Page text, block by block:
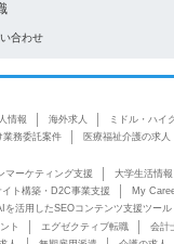
合わせ
情報 海外求人 ミドル・ハイ
業務委託案件
医療福祉介護の求人
マーケティング支援 大学生活情報
イト構築・D2C事業支援 My
を活用したSEOコンテンツ支援ツール
ト エグゼクティブ転職 会計